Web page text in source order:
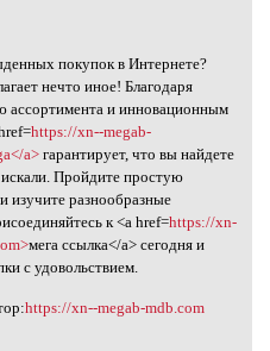
покупок в Интернете?
нечто иное! Благодаря
ассортимента и инновационным
https://xn--megab-
a>гарантирует, что вы найдете
Пройдите простую
изучите разнообразные
к <a href=https://xn-
мега ссылка</a> сегодня и
с удовольствием.
https://xn--megab-mdb.com